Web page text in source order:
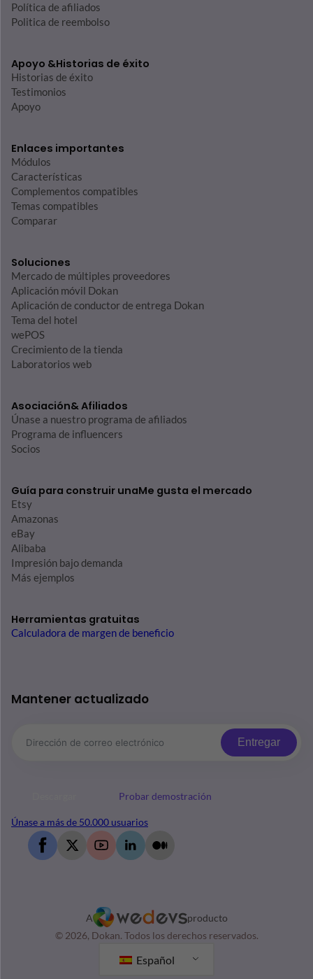
Política de afiliados
Politica de reembolso
Apoyo &Historias de éxito
Historias de éxito
Testimonios
Apoyo
Enlaces importantes
Módulos
Características
Complementos compatibles
Temas compatibles
Comparar
Soluciones
Mercado de múltiples proveedores
Aplicación móvil Dokan
Aplicación de conductor de entrega Dokan
Tema del hotel
wePOS
Crecimiento de la tienda
Laboratorios web
Asociación& Afiliados
Únase a nuestro programa de afiliados
Programa de influencers
Socios
Guía para construir unaMe gusta el mercado
Etsy
Amazonas
eBay
Alibaba
Impresión bajo demanda
Más ejemplos
Herramientas gratuitas
Calculadora de margen de beneficio
Mantener actualizado
Entregar
Probar demostración
Únase a más de 50.000 usuarios
A
producto
© 2026, Dokan. Todos los derechos reservados.
Español